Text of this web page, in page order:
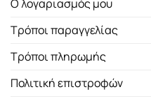
Ο λογαριασμός μου
Τρόποι παραγγελίας
Τρόποι πληρωμής
Πολιτική επιστροφών